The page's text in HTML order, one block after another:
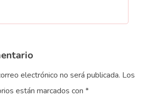
electrónico no será publicada. Los
están marcados con*